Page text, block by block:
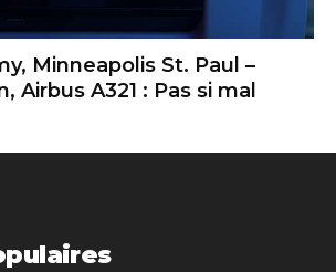
Minneapolis St. Paul –
Airbus A321 : Pas si mal